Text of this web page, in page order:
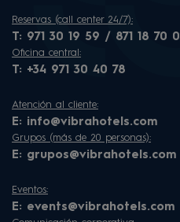
Reservas (call center 24/7):
T: 971 30 19 59 / 871 18 70 01
Oficina central:
T: +34 971 30 40 78
Atención al cliente:
E: info@vibrahotels.com
Grupos (más de 20 personas):
E: grupos@vibrahotels.com
Eventos:
E: events@vibrahotels.com